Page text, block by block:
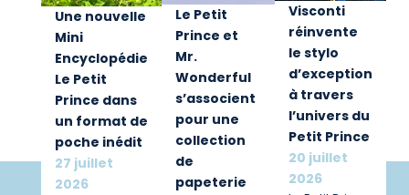
Une nouvelle
Mini
Encyclopédie
Le Petit
Prince dans
un format de
poche inédit
27 juillet
2026
Le Petit
Prince et
Mr.
Wonderful
s’associent
pour une
collection
de
papeterie
Visconti
réinvente
le stylo
d’exception
à travers
l’univers du
Petit Prince
20 juillet
2026